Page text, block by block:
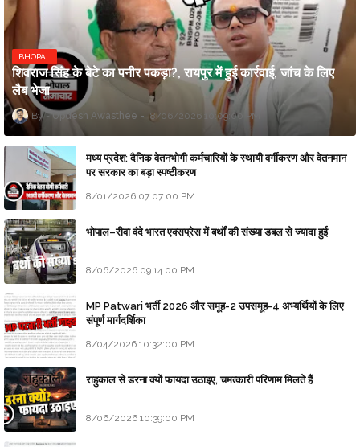
BHOPAL
शिवराज सिंह के बेटे का पनीर पकड़ा?, रायपुर में हुई कार्रवाई, जांच के लिए
लैब भेजा
Updesh Awasthee 8/06/2026 10:09:00 PM
मध्य प्रदेश: दैनिक वेतनभोगी कर्मचारियों के स्थायी वर्गीकरण और वेतनमान
पर सरकार का बड़ा स्पष्टीकरण
8/01/2026 07:07:00 PM
भोपाल–रीवा वंदे भारत एक्सप्रेस में बर्थों की संख्या डबल से ज्यादा हुई
8/06/2026 09:14:00 PM
MP Patwari भर्ती 2026 और समूह-2 उपसमूह-4 अभ्यर्थियों के लिए
संपूर्ण मार्गदर्शिका
8/04/2026 10:32:00 PM
राहुकाल से डरना क्यों फायदा उठाइए, चमत्कारी परिणाम मिलते हैं
8/06/2026 10:39:00 PM